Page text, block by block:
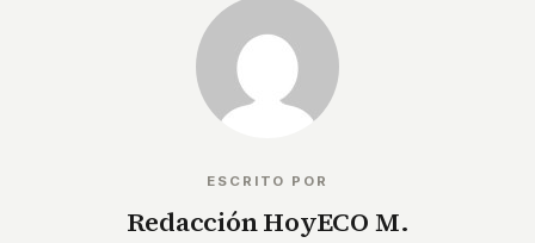
ESCRITO POR
Redacción HoyECO M.